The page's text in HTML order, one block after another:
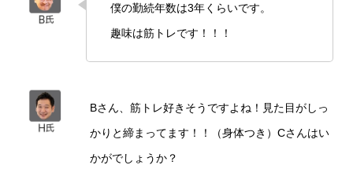
僕の勤続年数は3年くらいです。
趣味は筋トレです！！！
Bさん、筋トレ好きそうですよね！見た目がしっ
かりと締まってます！！（身体つき）Cさんはい
かがでしょうか？